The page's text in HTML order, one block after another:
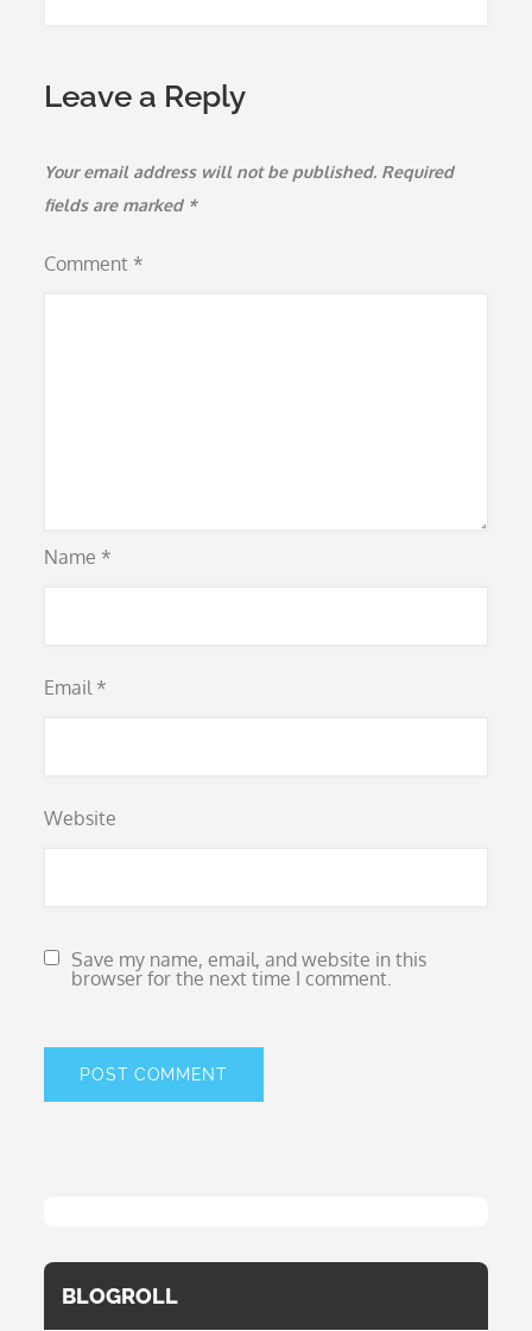
Leave a Reply
Your email address will not be published. Required
fields are marked *
Comment *
Name *
Email *
Website
Save my name, email, and website in this
browser for the next time I comment.
BLOGROLL